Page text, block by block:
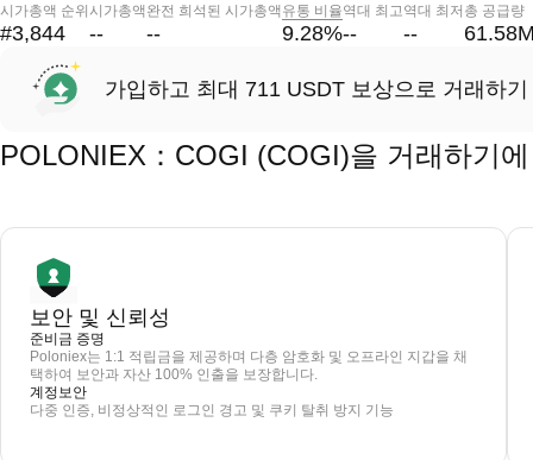
시가총액 순위
#3,844
시가총액
--
완전 희석된 시가총액
--
유통 비율
9.28%
역대 최고
--
역대 최저
--
총 공급량
가입하고 최대 711 USDT 보상으로 거래하기
POLONIEX：COGI (COGI)을 거래하기
보안 및 신뢰성
준비금 증명
Poloniex는 1:1 적립금을 제공하며 다층 암호화 및 오프라인 지갑을 채
택하여 보안과 자산 100% 인출을 보장합니다.
계정보안
다중 인증, 비정상적인 로그인 경고 및 쿠키 탈취 방지 기능